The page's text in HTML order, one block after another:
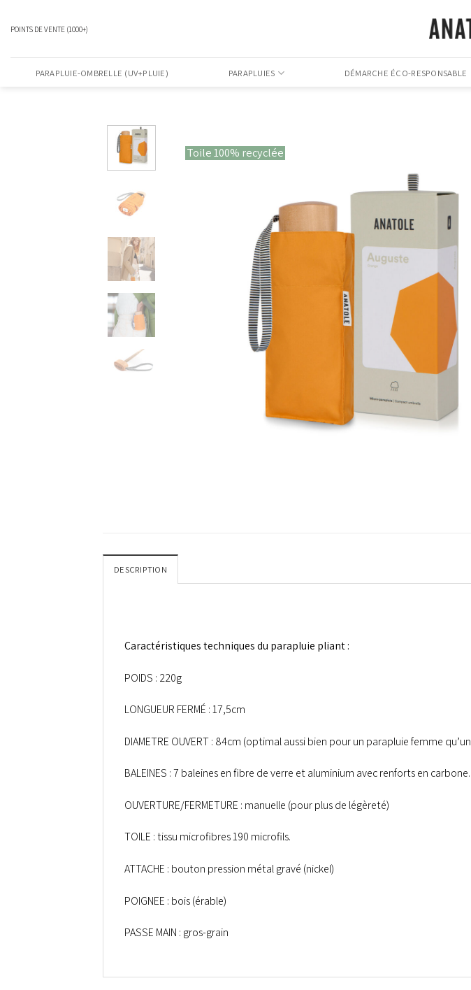
POINTS DE VENTE (1000+)
PARAPLUIE-OMBRELLE (UV+PLUIE) PARAPLUIES DÉMARCHE ÉCO-RESPONSABLE
Toile 100% recyclée
DESCRIPTION
Caractéristiques techniques du parapluie pliant:
POIDS : 220g
LONGUEUR FERMÉ : 17,5cm
DIAMETRE OUVERT : 84cm (optimal aussi bien pour un parapluie femme qu’un
BALEINES : 7 baleines en fibre de verre et aluminium avec renforts en carbone.
OUVERTURE/FERMETURE : manuelle (pour plus de légèreté)
TOILE : tissu microfibres 190 microfils.
ATTACHE : bouton pression métal gravé (nickel)
POIGNEE : bois (érable)
PASSE MAIN : gros-grain